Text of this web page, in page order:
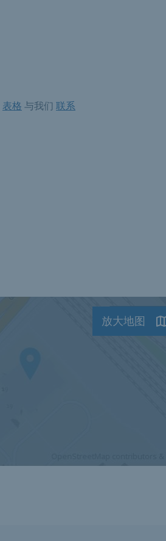
表格 与我们 联系
放大地图